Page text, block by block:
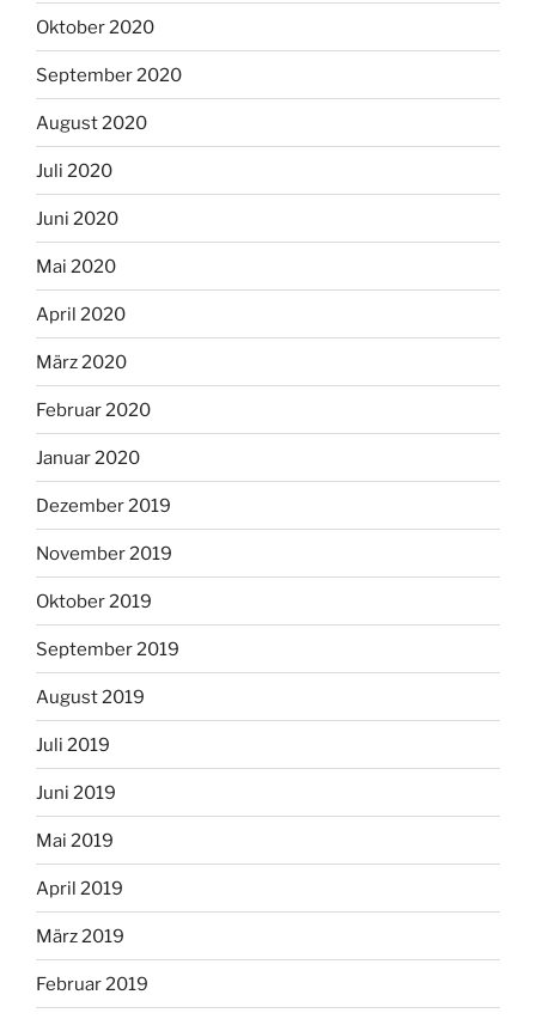
Oktober 2020
September 2020
August 2020
Juli 2020
Juni 2020
Mai 2020
April 2020
März 2020
Februar 2020
Januar 2020
Dezember 2019
November 2019
Oktober 2019
September 2019
August 2019
Juli 2019
Juni 2019
Mai 2019
April 2019
März 2019
Februar 2019